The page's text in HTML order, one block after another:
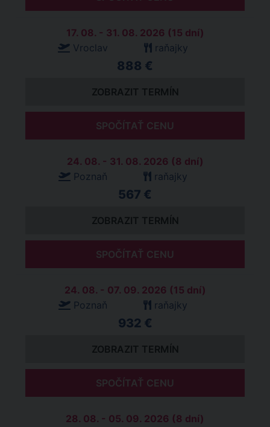
17. 08. - 31. 08. 2026 (15 dní)
Vroclav
raňajky
888 €
ZOBRAZIT TERMÍN
SPOČÍTAŤ CENU
24. 08. - 31. 08. 2026 (8 dní)
Poznaň
raňajky
567 €
ZOBRAZIT TERMÍN
SPOČÍTAŤ CENU
24. 08. - 07. 09. 2026 (15 dní)
Poznaň
raňajky
932 €
ZOBRAZIT TERMÍN
SPOČÍTAŤ CENU
28. 08. - 05. 09. 2026 (8 dní)